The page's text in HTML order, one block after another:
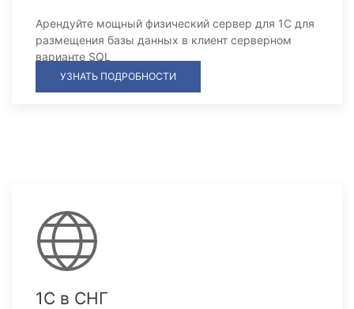
Арендуйте мощный физический сервер для 1С для
размещения базы данных в клиент серверном
варианте SQL
УЗНАТЬ ПОДРОБНОСТИ
1С в СНГ